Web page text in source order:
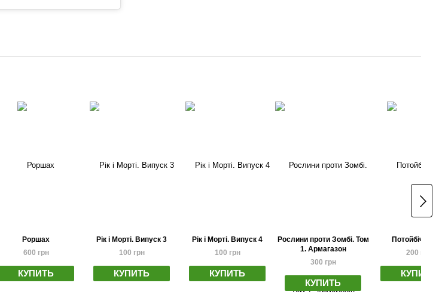
Роршах
600 грн
КУПИТЬ
Рік і Морті. Випуск 3
100 грн
КУПИТЬ
Рік і Морті. Випуск 4
100 грн
КУПИТЬ
Рослини проти Зомбі. Том
1. Армагазон
300 грн
КУПИТЬ
Потойбічник
200 грн
КУПИТЬ